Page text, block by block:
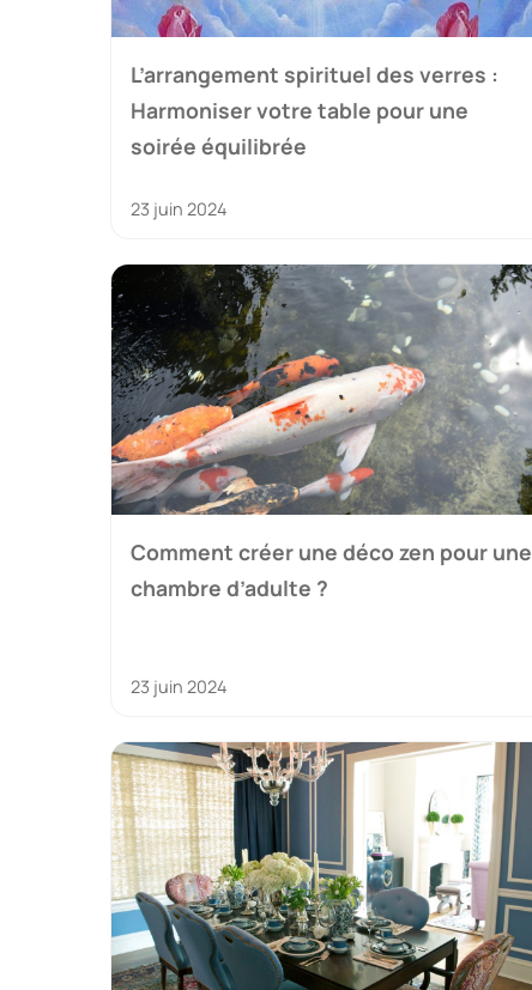
L’arrangement spirituel des verres :
Harmoniser votre table pour une
soirée équilibrée
23 juin 2024
Comment créer une déco zen pour une
chambre d’adulte ?
23 juin 2024